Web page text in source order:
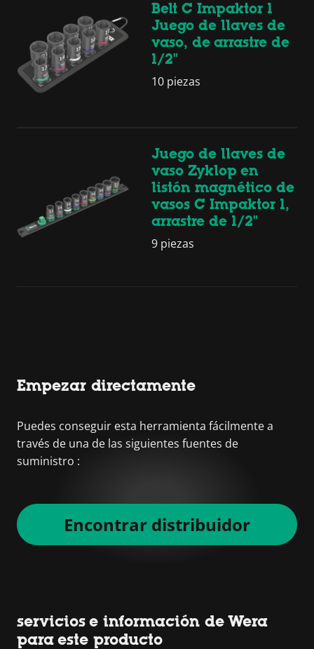
Belt C Impaktor 1
Juego de llaves de
vaso, de arrastre de
1/2"
10 piezas
Juego de llaves de
vaso Zyklop en
listón magnético de
vasos C Impaktor 1,
arrastre de 1/2"
9 piezas
Empezar directamente
Puedes conseguir esta herramienta fácilmente a
través de una de las siguientes fuentes de
suministro :
Encontrar distribuidor
servicios e información de Wera
para este producto